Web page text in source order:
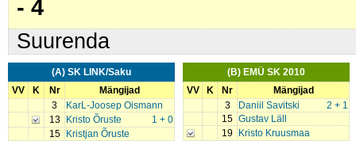
- 4
Suurenda
(A) SK LINK/Saku
VV
K Nr
Mängijad
3
KarL-Joosep Oismann
13
1 + 0
Kristo Õruste
15
Kristjan Õruste
(B) EMÜ SK 2010
VV
K Nr
Mängijad
3
2 + 1
Daniil Savitski
15 Gustav Läll
19
Kristo Kruusmaa